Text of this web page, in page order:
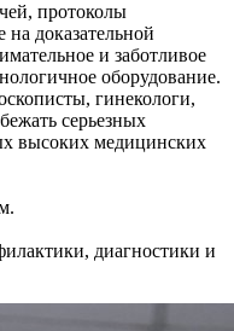
протоколы
доказательной
и заботливое
оборудование.
гинекологи,
серьезных
высоких медицинских
диагностики и